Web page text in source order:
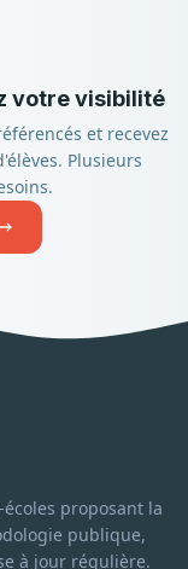
votre visibilité
et recevez
Plusieurs
proposant la
publique,
à jour régulière.